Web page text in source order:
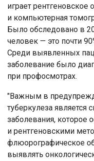
играет
и компьютерная
Было обследовано в
человек — это почти
Среди выявленных
заболевание было
при профосмотрах.
"Важным в
туберкулеза
заболевания, которое
и рентгеновскими
флюорографическое
выявлять